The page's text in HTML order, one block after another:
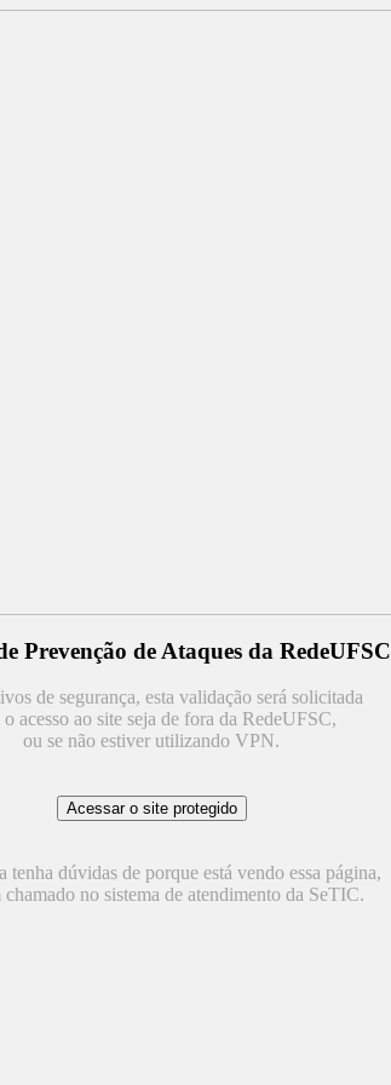
Prevenção de Ataques da RedeUFSC
de segurança, esta validação será solicitada
o acesso ao site seja de fora da RedeUFSC,
ou se não estiver utilizando VPN.
tenha dúvidas de porque está vendo essa página,
chamado no sistema de atendimento da SeTIC.